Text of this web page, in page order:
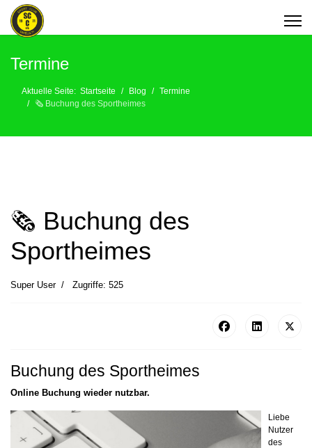
Termine
Aktuelle Seite: Startseite Blog
Termine
🗞 Buchung des Sportheimes
🗞 Buchung des
Sportheimes
Super User Zugriffe: 525
Buchung des Sportheimes
Online Buchung wieder nutzbar.
Liebe
Nutzer
des